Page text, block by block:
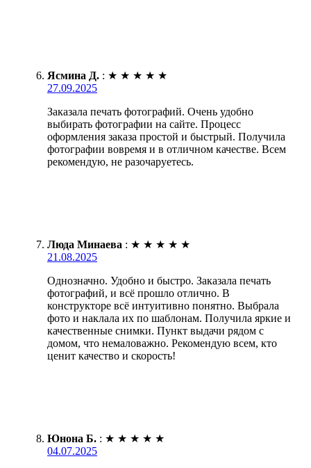
Ясмина Д. : ★ ★ ★ ★ ★
27.09.2025
Заказала печать фотографий. Очень удобно
выбирать фотографии на сайте. Процесс
оформления заказа простой и быстрый. Получила
фотографии вовремя и в отличном качестве. Всем
рекомендую, не разочаруетесь.
Люда Минаева : ★ ★ ★ ★ ★
21.08.2025
Однозначно. Удобно и быстро. Заказала печать
фотографий, и всё прошло отлично. В
конструкторе всё интуитивно понятно. Выбрала
фото и наклала их по шаблонам. Получила яркие и
качественные снимки. Пункт выдачи рядом с
домом, что немаловажно. Рекомендую всем, кто
ценит качество и скорость!
Юнона Б. : ★ ★ ★ ★ ★
04.07.2025